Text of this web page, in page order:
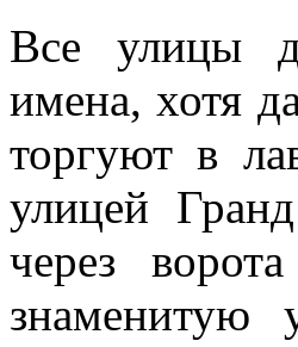
Все улицы
имена, хотя
торгуют в
улицей
через
знаменитую